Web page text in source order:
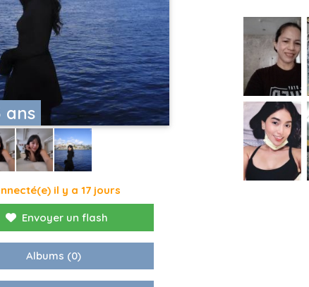
ans
il y a 17 jours
Envoyer un flash
Albums (0)